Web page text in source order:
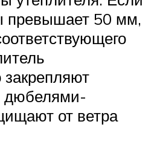
превышает 50 мм,
дюбелями-
от ветра